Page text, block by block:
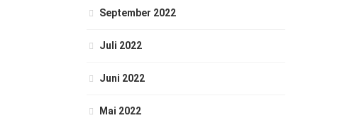
September 2022
Juli 2022
Juni 2022
Mai 2022